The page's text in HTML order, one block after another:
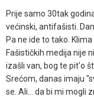
Prije samo 30tak
većinski, antifašisti.
Pa ne ide to tako.
Fašističkih medija nije
izašli van, bog te pit'o
Srećom, danas imaju
se. Ali... da bi mi mogli